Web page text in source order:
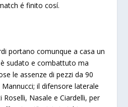
é finito cosí.
portano comunque a casa un
sudato e combattuto ma
le assenze di pezzi da 90
il difensore laterale
Roselli, Nasale e Ciardelli, per